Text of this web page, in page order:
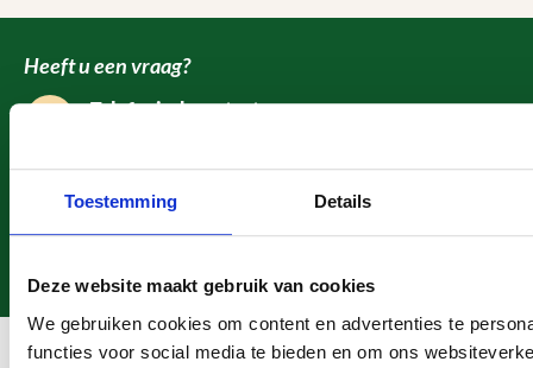
Toestemming Details
Deze website maakt gebruik van cookies
We gebruiken cookies om content en advertenties te
functies voor social media te bieden en om ons
Heeft u een vraag?
Telefonisch contact
Mailen
info@megaschutting.nl
WhatsApp
Hulp & ondersteuning